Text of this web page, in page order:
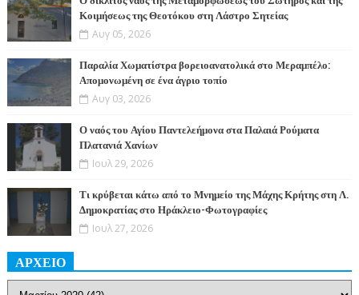
Κοιμήσεως της Θεοτόκου στη Λάστρο Σητείας
Αυγ 05, 2026
Παραλία Χωματίστρα βορειοανατολικά στο Μεραμπέλο:
Απομονωμένη σε ένα άγριο τοπίο
Αυγ 03, 2026
Ο ναός του Αγίου Παντελεήμονα στα Παλαιά Ρούματα
Πλατανιά Χανίων
Ιουλ 29, 2026
Τι κρύβεται κάτω από το Μνημείο της Μάχης Κρήτης στη Λ.
Δημοκρατίας στο Ηράκλειο-Φωτογραφίες
Ιουλ 27, 2026
ΑΡΧΕΙΟ